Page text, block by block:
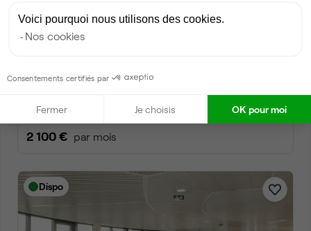
Rue Emile Zola, Bezons
7 postes • 21 m
2 100 € par mois
Dispo
Voici pourquoi nous utilisons des cookies.
Nos cookies
Consentements certifiés par
Fermer Je choisis OK pour moi